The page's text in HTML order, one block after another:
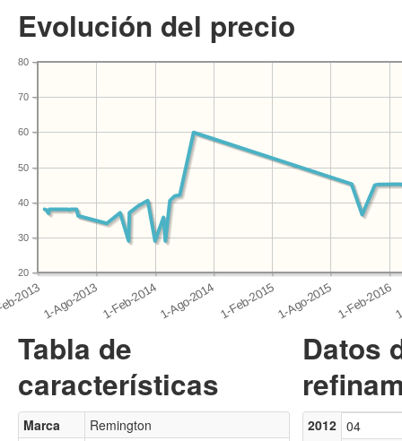
Evolución del precio
20
30
40
50
60
70
80
Tabla de
características
Marca
Remington
Datos
2012 04